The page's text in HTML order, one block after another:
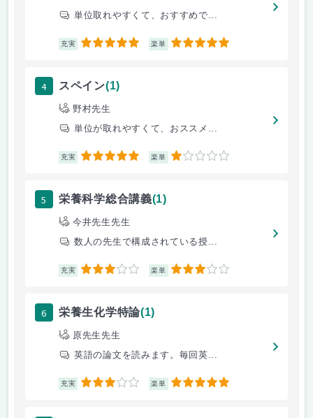
単位取れやすくて、おすすめで...
充実 5 楽単 5
4 スペイン(1)
野村先生
単位が取れやすくて、おススメ...
充実 5 楽単 1
5 栄養科学総合講義(1)
今井先生先生
数人の先生で構成されている授...
充実 3 楽単 3
6 栄養生化学特論(1)
原先生先生
英語の論文を読みます。毎回英...
充実 3 楽単 5